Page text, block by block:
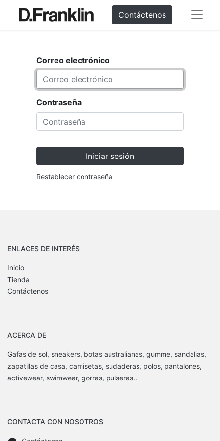
Contáctenos
Correo electrónico
Contraseña
Iniciar sesión
Restablecer contraseña
ENLACES DE INTERÉS
Inicio
Tienda
Contáctenos
ACERCA DE
Gafas de sol, sneakers, botas australianas, gumme, sandalias,
zapatillas de casa, camisetas, sudaderas, polos, pantalones,
activewear, swimwear, gorras, pulseras...
CONTACTA CON NOSOTROS